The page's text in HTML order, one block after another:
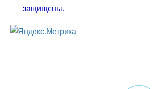
защищены.